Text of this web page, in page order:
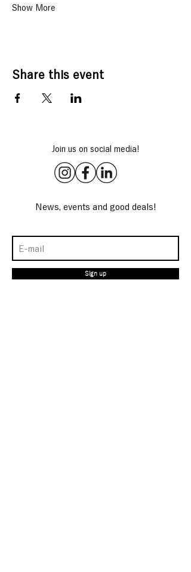
Show More
Share this event
Join us on social media!
News, events and good deals!
Sign up